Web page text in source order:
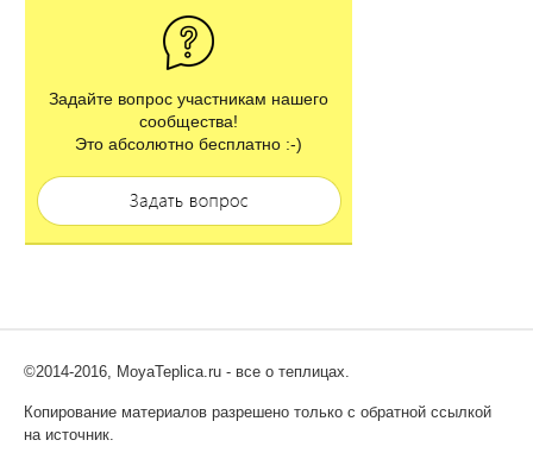
Задайте вопрос участникам нашего
сообщества!
Это абсолютно бесплатно :-)
©2014-2016, MoyaTeplica.ru - все о теплицах.
Копирование материалов разрешено только с обратной ссылкой
на источник.